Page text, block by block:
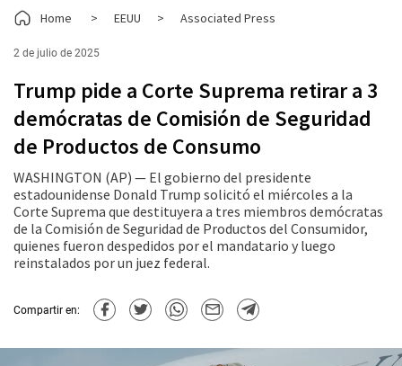
Home > EEUU > Associated Press
2 de julio de 2025
Trump pide a Corte Suprema retirar a 3
demócratas de Comisión de Seguridad
de Productos de Consumo
WASHINGTON (AP) — El gobierno del presidente
estadounidense Donald Trump solicitó el miércoles a la
Corte Suprema que destituyera a tres miembros demócratas
de la Comisión de Seguridad de Productos del Consumidor,
quienes fueron despedidos por el mandatario y luego
reinstalados por un juez federal.
Compartir en: